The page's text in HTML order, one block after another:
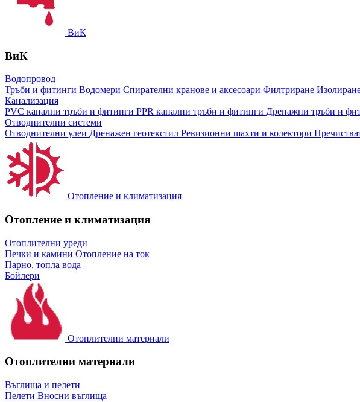
ВиК
ВиК
Водопровод
Тръби и фитинги Водомери Спирателни кранове и аксесоари Филтриране
Канализация
PVC канални тръби и фитинги PPR канални тръби и фитинги Дренажни тръби и
Отводнителни системи
Отводнителни улеи Дренажен геотекстил Ревизионни шахти и колектори
Отопление и климатизация
Отопление и климатизация
Отоплителни уреди
Печки и камини Отопление на ток
Парно, топла вода
Бойлери
Отоплителни материали
Отоплителни материали
Въглища и пелети
Пелети Вносни въглища